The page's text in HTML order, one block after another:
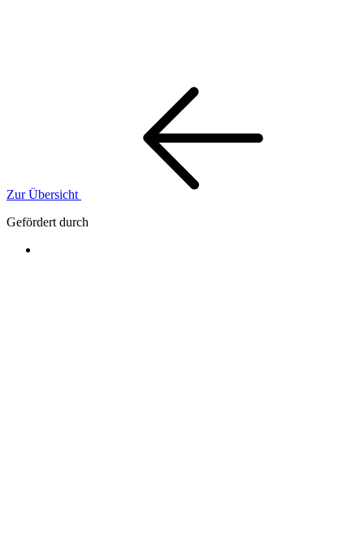
Zur Übersicht
Gefördert durch